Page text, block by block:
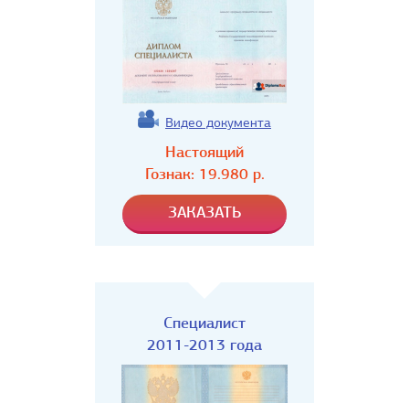
Видео документа
Настоящий
Гознак: 19.980р.
Специалист
2011-2013 года